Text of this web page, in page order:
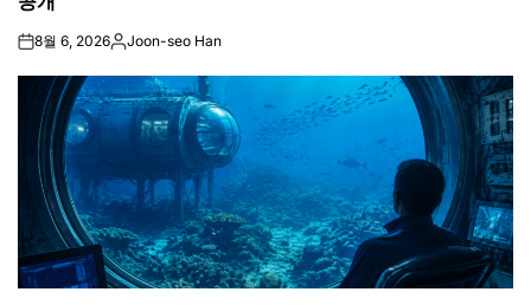
on8월 6, 2026Posted
Joon-seo Han